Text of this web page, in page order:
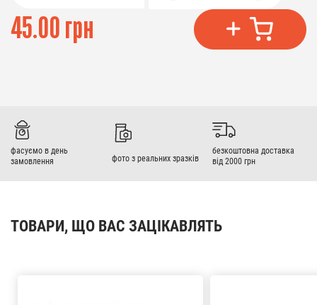
45.00 грн
фасуємо в день
замовлення
фото з реальних зразків
безкоштовна доставка
від 2000 грн
ТОВАРИ, ЩО ВАС ЗАЦІКАВЛЯТЬ